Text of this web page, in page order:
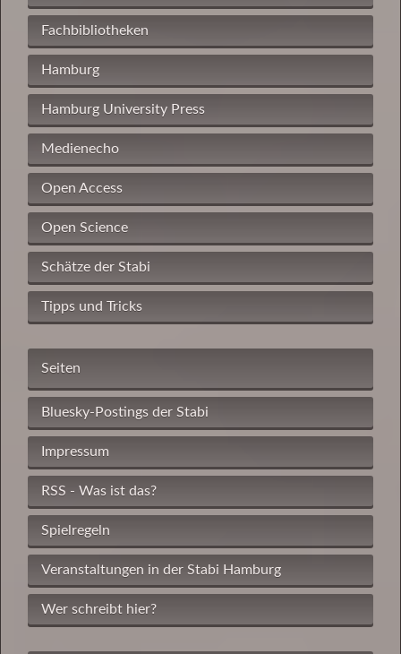
Fachbibliotheken
Hamburg
Hamburg University Press
Medienecho
Open Access
Open Science
Schätze der Stabi
Tipps und Tricks
Seiten
Bluesky-Postings der Stabi
Impressum
RSS - Was ist das?
Spielregeln
Veranstaltungen in der Stabi Hamburg
Wer schreibt hier?